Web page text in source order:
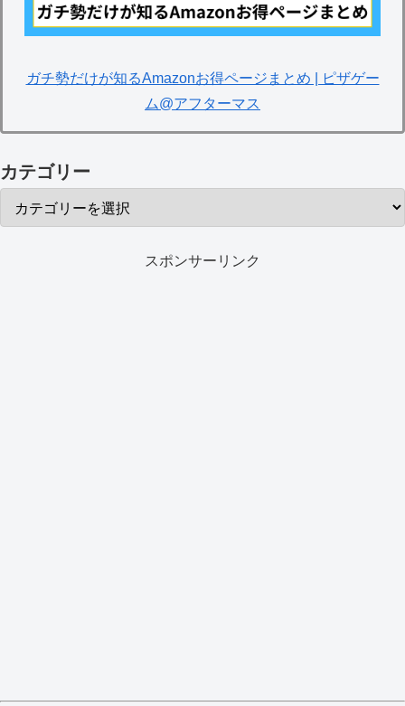
ガチ勢だけが知るAmazonお得ページまとめ | ピザゲー
ム@アフターマス
カテゴリー
スポンサーリンク